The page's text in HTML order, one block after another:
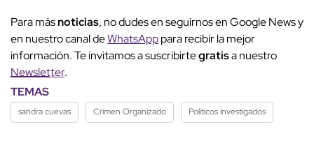
Para másnoticias, no dudes en seguirnos en Google News y
en nuestro canal deWhatsApppara recibir la mejor
información. Te invitamos a suscribirtegratisa nuestro
Newsletter.
TEMAS
sandra cuevas Crimen Organizado Políticos investigados